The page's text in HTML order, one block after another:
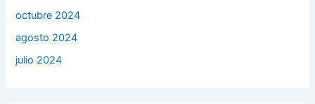
octubre 2024
agosto 2024
julio 2024